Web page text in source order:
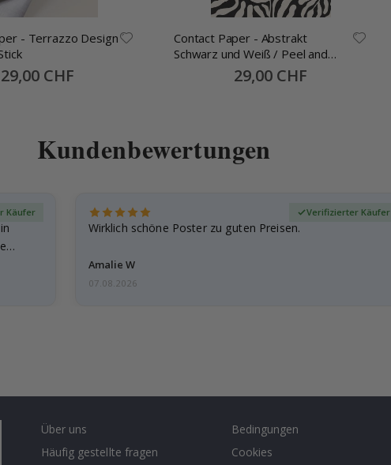
- Terrazzo Design
Special
Price
29,00 CHF
Contact Paper - Abstrakt
Schwarz und Weiß / Peel and
Special
Price
29,00 CHF
Kundenbewertungen
Käufer
Wirklich schöne Poster zu guten Preisen.
Amalie W
Verifizierter Käufer
07.08.2026
Über uns
Häufig gestellte fragen
Bedingungen
Cookies